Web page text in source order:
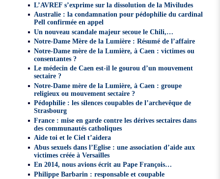
L’AVREF s’exprime sur la dissolution de la Miviludes
Australie : la condamnation pour pédophilie du cardinal
Pell confirmée en appel
Un nouveau scandale majeur secoue le Chili,…
Notre-Dame Mère de la Lumière : Résumé de l’affaire
Notre-Dame mère de la Lumière, à Caen : victimes ou
consentantes ?
Le médecin de Caen est-il le gourou d’un mouvement
sectaire ?
Notre-Dame mère de la Lumière, à Caen : groupe
religieux ou mouvement sectaire ?
Pédophilie : les silences coupables de l’archevêque de
Strasbourg
France : mise en garde contre les dérives sectaires dans
des communautés catholiques
Aide toi et le Ciel t’aidera
Abus sexuels dans l’Eglise : une association d’aide aux
victimes créée à Versailles
En 2014, nous avions écrit au Pape François…
Philippe Barbarin : responsable et coupable